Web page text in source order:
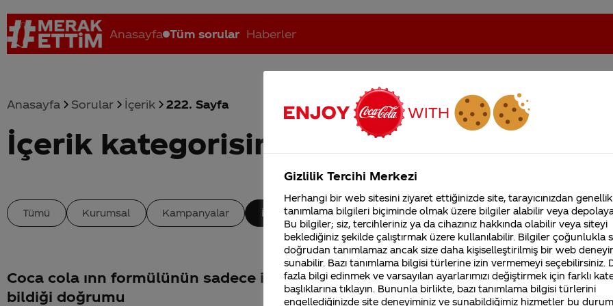
Anasayfa Tüm sorular Haberler
Coca-Cola nerenin malı? Coca cola İsrail malı mı Yani ... Coca-Cola'nın Filistin'de fabr...
Anasayfa Sorular İçerik 222. Sayfa
İçerik kategorisindeki sorular
Tümü Kurumsal Kampanyalar İçerik Sürdürülebilirlik Marka
Coca cola ınn formülünün sadece iki kişinin
bildiği doğrumu
coca cola nın gizlenen formülü neyle
ilgili(rengi,tadı.asiti gibi
Kurumsal
4355 Soru
Coca-Cola Şirketi
merak ettikleriniz.
Fabrikalarımız,
sertifikalarımız, faaliyet
gösterdiğimiz ülkeler,
tarihçemiz ve daha
Gizlilik Tercihi Merkezi
Herhangi bir web sitesini ziyaret ettiğinizde site, tarayıcınızdan
tanımlama bilgileri biçiminde olmak üzere bilgiler alabilir veya
Bu bilgiler; siz, tercihleriniz ya da cihazınız hakkında olabilir veya siteyi
beklediğiniz şekilde çalıştırmak üzere kullanılabilir. Bilgiler çoğunlukla
doğrudan tanımlamaz ancak size daha kişiselleştirilmiş bir web
sunabilir. Bazı tanımlama bilgisi türlerine izin vermemeyi seçebilirsiniz.
fazla bilgi edinmek ve varsayılan ayarlarımızı değiştirmek için farklı
başlıklarına tıklayın. Bununla birlikte, bazı tanımlama bilgisi türlerini
engellediğinizde site deneyiminiz ve sunabildiğimiz hizmetler bu